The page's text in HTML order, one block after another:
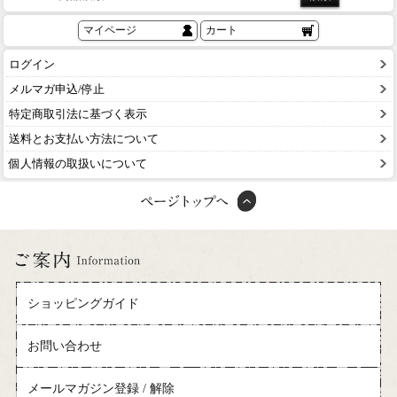
マイページ カート
ログイン
メルマガ申込/停止
特定商取引法に基づく表示
送料とお支払い方法について
個人情報の取扱いについて
ショッピングガイド
お問い合わせ
メールマガジン登録 / 解除